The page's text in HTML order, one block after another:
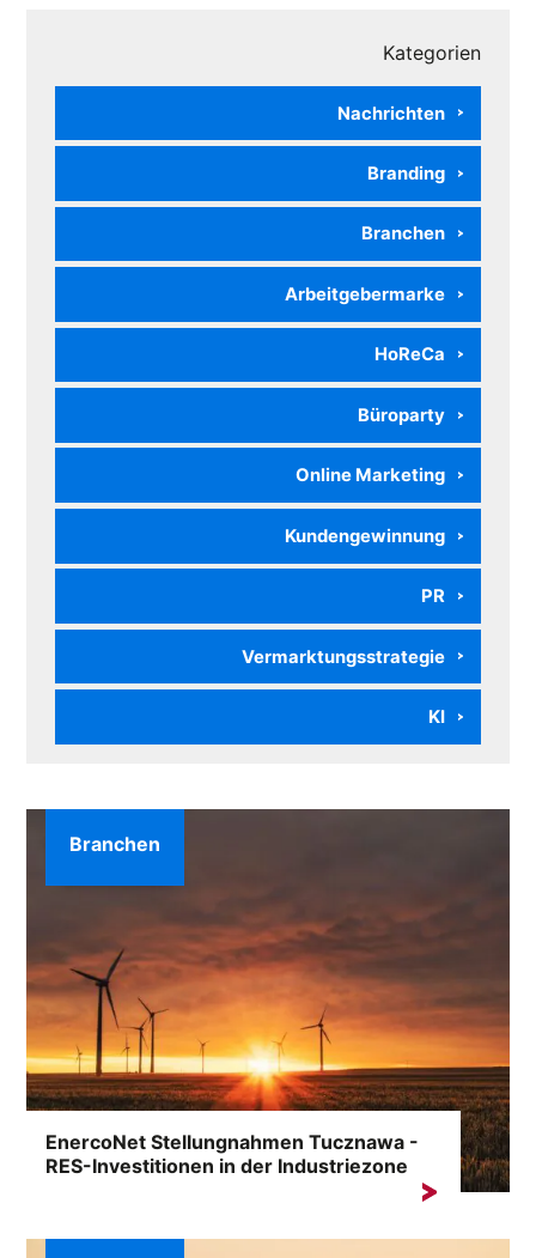
Kategorien
Nachrichten
Branding
Branchen
Arbeitgebermarke
HoReCa
Büroparty
Online Marketing
Kundengewinnung
PR
Vermarktungsstrategie
KI
EnercoNet Stellungnahmen Tucznawa -
RES-Investitionen in der Industriezone
Branchen